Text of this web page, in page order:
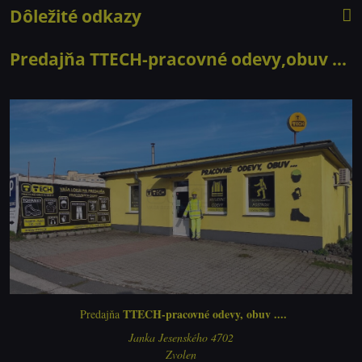
Dôležité odkazy
Predajňa TTECH-pracovné odevy,obuv ...
Predajňa TTECH-pracovné odevy, obuv ....
Janka Jesenského 4702
Zvolen